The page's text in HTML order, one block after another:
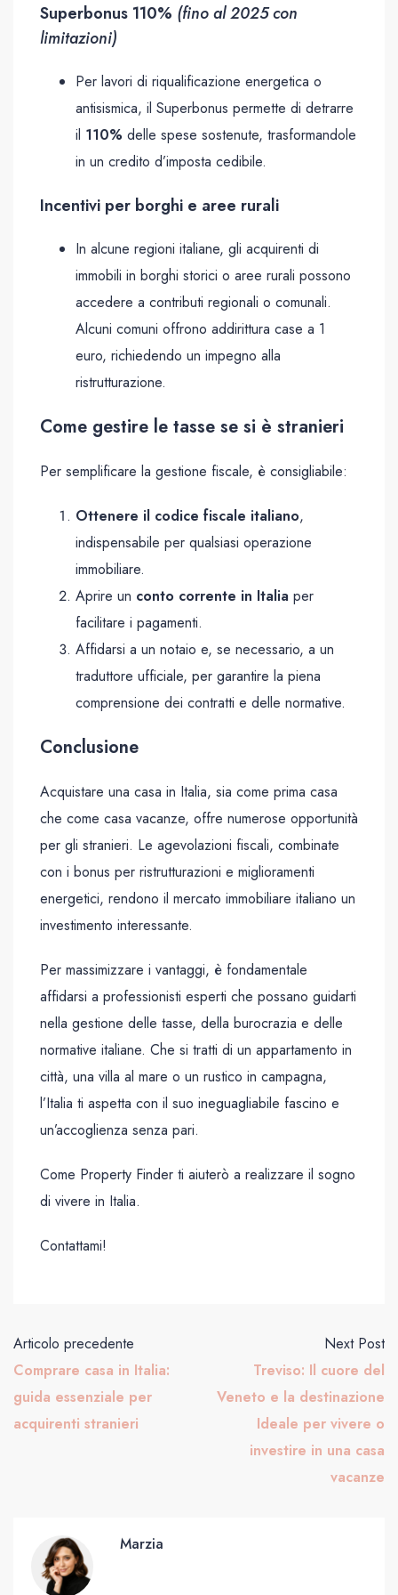
Superbonus 110% (fino al 2025 con
limitazioni)
Per lavori di riqualificazione energetica o
antisismica, il Superbonus permette di detrarre
il 110% delle spese sostenute, trasformandole
in un credito d’imposta cedibile.
Incentivi per borghi e aree rurali
In alcune regioni italiane, gli acquirenti di
immobili in borghi storici o aree rurali possono
accedere a contributi regionali o comunali.
Alcuni comuni offrono addirittura case a 1
euro, richiedendo un impegno alla
ristrutturazione.
Come gestire le tasse se si è stranieri
Per semplificare la gestione fiscale, è consigliabile:
Ottenere il codice fiscale italiano,
indispensabile per qualsiasi operazione
immobiliare.
Aprire un conto corrente in Italia per
facilitare i pagamenti.
Affidarsi a un notaio e, se necessario, a un
traduttore ufficiale, per garantire la piena
comprensione dei contratti e delle normative.
Conclusione
Acquistare una casa in Italia, sia come prima casa
che come casa vacanze, offre numerose opportunità
per gli stranieri. Le agevolazioni fiscali, combinate
con i bonus per ristrutturazioni e miglioramenti
energetici, rendono il mercato immobiliare italiano un
investimento interessante.
Per massimizzare i vantaggi, è fondamentale
affidarsi a professionisti esperti che possano guidarti
nella gestione delle tasse, della burocrazia e delle
normative italiane. Che si tratti di un appartamento in
città, una villa al mare o un rustico in campagna,
l’Italia ti aspetta con il suo ineguagliabile fascino e
un’accoglienza senza pari.
Come Property Finder ti aiuterò a realizzare il sogno
di vivere in Italia.
Contattami!
Articolo precedente
Comprare casa in Italia:
guida essenziale per
acquirenti stranieri
Next Post
Treviso: Il cuore del
Veneto e la destinazione
Ideale per vivere o
investire in una casa
vacanze
Marzia